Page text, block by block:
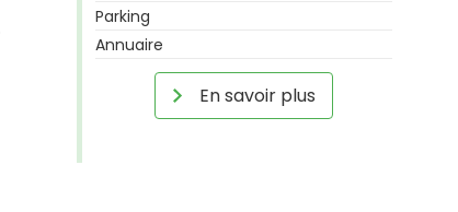
Parking
Annuaire
En savoir plus